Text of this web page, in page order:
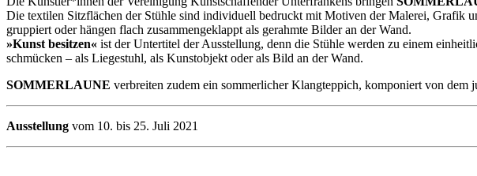
Die textilen Sitzflächen der Stühle sind individuell bedruckt mit Motiven der Malerei, Grafik
gruppiert oder hängen flach zusammengeklappt als gerahmte Bilder an der Wand.
»Kunst besitzen« ist der Untertitel der Ausstellung, denn die Stühle werden zu einem
schmücken – als Liegestuhl, als Kunstobjekt oder als Bild an der Wand.
SOMMERLAUNE verbreiten zudem ein sommerlicher Klangteppich, komponiert von
Ausstellung vom 10. bis 25. Juli 2021